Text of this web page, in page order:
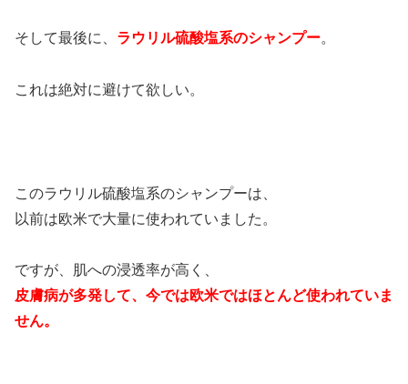
そして最後に、 ラウリル硫酸塩系のシャンプー。
これは絶対に避けて欲しい。
このラウリル硫酸塩系のシャンプーは、
以前は欧米で大量に使われていました。
ですが、肌への浸透率が高く、
皮膚病が多発して、今では欧米ではほとんど使われていま
せん。